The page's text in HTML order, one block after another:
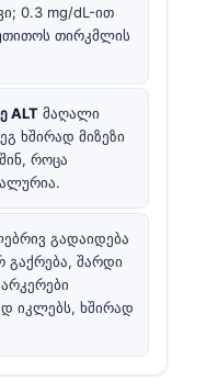
0.3 mg/dL-ით
თირკმლის
ALT მაღალი
ხშირად მიზეზი
როცა
გადაიდება
გაქრება, შარდი
იკლებს, ხშირად